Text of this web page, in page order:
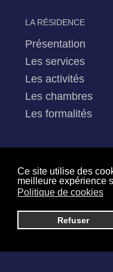
Ce site utilise des
meilleure expérience
Politique de cookies
Refuser
LA RÉSIDENCE
Présentation
Les services
Les activités
Les chambres
Les formalités
LE HAMEAU
Les locatifs